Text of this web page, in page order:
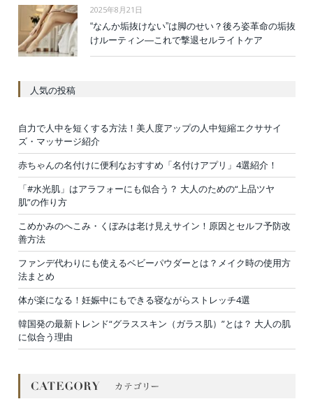
2025年8月21日
“なんか垢抜けない”は脚のせい？後ろ姿革命の垢抜
けルーティン—これで撃退セルライトケア
人気の投稿
自力で人中を短くする方法！美人度アップの人中短縮エクササイ
ズ・マッサージ紹介
赤ちゃんの名付けに便利なおすすめ「名付けアプリ」4選紹介！
「#水光肌」はアラフォーにも似合う？ 大人のための“上品ツヤ
肌”の作り方
こめかみのへこみ・くぼみは老け見えサイン！原因とセルフ予防改
善方法
ファンデ代わりにも使えるベビーパウダーとは？メイク時の使用方
法まとめ
体が楽になる！妊娠中にもできる寝ながらストレッチ4選
韓国発の最新トレンド“グラススキン（ガラス肌）”とは？ 大人の肌
に似合う理由